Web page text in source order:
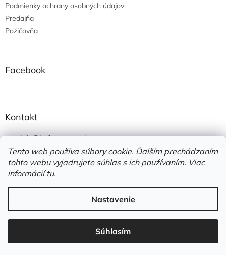
Tento web používa súbory cookie. Ďalším prechádzaním
tohto webu vyjadrujete súhlas s ich používaním. Viac
informáciítu.
Nastavenie
Súhlasím
Podmienky ochrany osobných údajov
Predajňa
Požičovňa
Facebook
Kontakt
info@jedlonacesty.sk
+421 908 774 221
https://www.facebook.com/jedlonacesty.sk/
Vytvoril Shoptet
JedloNaCesty. Všetky práva vyhradené.